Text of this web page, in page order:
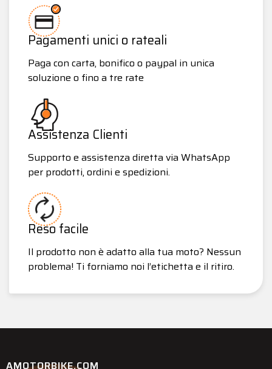
Pagamenti unici o rateali
Paga con carta, bonifico o paypal in unica
soluzione o fino a tre rate
Assistenza Clienti
Supporto e assistenza diretta via WhatsApp
per prodotti, ordini e spedizioni.
Reso facile
Il prodotto non è adatto alla tua moto? Nessun
problema! Ti forniamo noi l’etichetta e il ritiro.
AMOTORBIKE.COM